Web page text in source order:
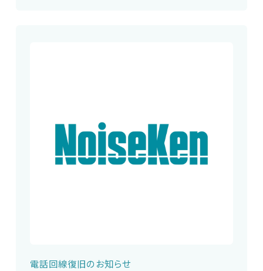
電話回線復旧のお知らせ